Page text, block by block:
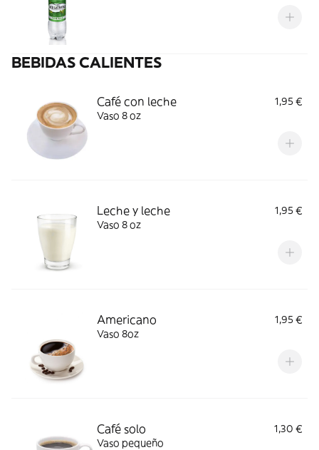
BEBIDAS CALIENTES
Café con leche
1,95 €
Vaso 8 oz
Leche y leche
1,95 €
Vaso 8 oz
Americano
1,95 €
Vaso 8oz
Café solo
1,30 €
Vaso pequeño